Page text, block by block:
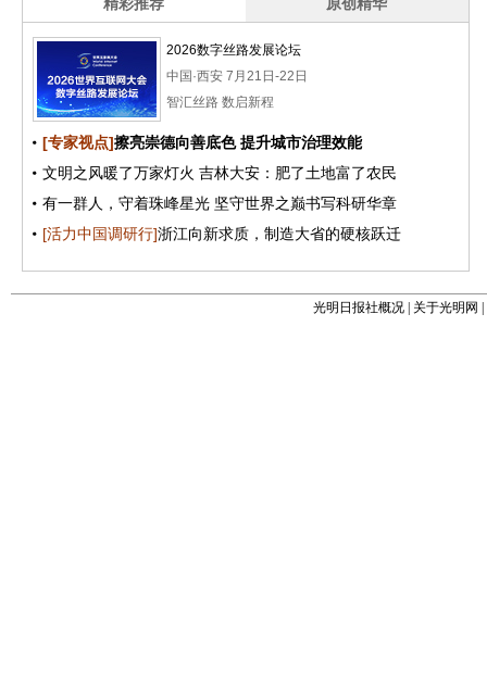
光明日报社概况 关于光明网